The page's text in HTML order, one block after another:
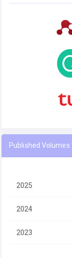
Published Volumes
2025
2024
2023